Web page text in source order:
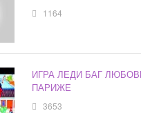
1164
ИГРА ЛЕДИ БАГ
ПАРИЖЕ
3653